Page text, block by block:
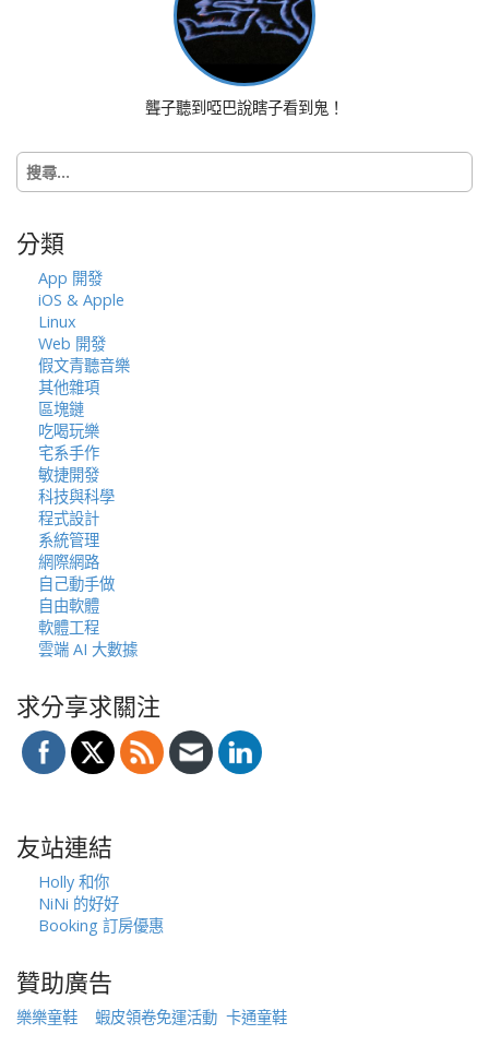
聾子聽到啞巴說瞎子看到鬼！
搜
尋
字:
分類
App 開發
iOS & Apple
Linux
Web 開發
假文青聽音樂
其他雜項
區塊鏈
吃喝玩樂
宅系手作
敏捷開發
科技與科學
程式設計
系統管理
網際網路
自己動手做
自由軟體
軟體工程
雲端 AI 大數據
求分享求關注
友站連結
Holly 和你
NiNi 的好好
Booking 訂房優惠
贊助廣告
樂樂童鞋 蝦皮領卷免運活動 卡通童鞋